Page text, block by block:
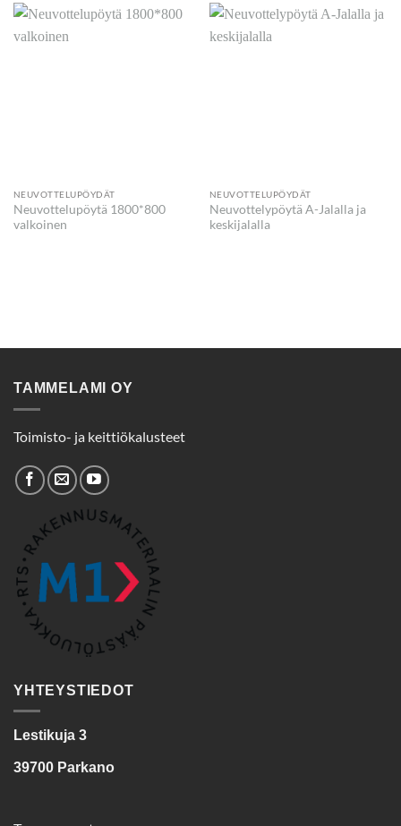
NEUVOTTELUPÖYDÄT
Neuvottelupöytä 1800*800
valkoinen
NEUVOTTELUPÖYDÄT
Neuvottelypöytä A-Jalalla ja
keskijalalla
TAMMELAMI OY
Toimisto- ja keittiökalusteet
YHTEYSTIEDOT
Lestikuja 3
39700 Parkano